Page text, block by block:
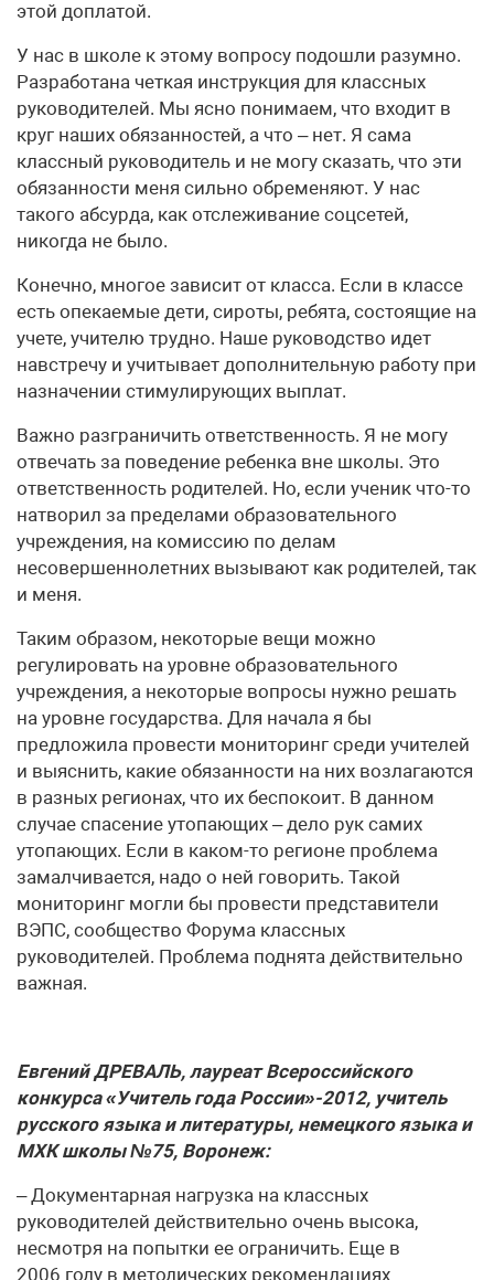
этой доплатой.
У нас в школе к этому вопросу подошли разумно.
Разработана четкая инструкция для классных
руководителей. Мы ясно понимаем, что входит в
круг наших обязанностей, а что – нет. Я сама
классный руководитель и не могу сказать, что эти
обязанности меня сильно обременяют. У нас
такого абсурда, как отслеживание соцсетей,
никогда не было.
Конечно, многое зависит от класса. Если в классе
есть опекаемые дети, сироты, ребята, состоящие на
учете, учителю трудно. Наше руководство идет
навстречу и учитывает дополнительную работу при
назначении стимулирующих выплат.
Важно разграничить ответственность. Я не могу
отвечать за поведение ребенка вне школы. Это
ответственность родителей. Но, если ученик что-то
натворил за пределами образовательного
учреждения, на комиссию по делам
несовершеннолетних вызывают как родителей, так
и меня.
Таким образом, некоторые вещи можно
регулировать на уровне образовательного
учреждения, а некоторые вопросы нужно решать
на уровне государства. Для начала я бы
предложила провести мониторинг среди учителей
и выяснить, какие обязанности на них возлагаются
в разных регионах, что их беспокоит. В данном
случае спасение утопающих – дело рук самих
утопающих. Если в каком-то регионе проблема
замалчивается, надо о ней говорить. Такой
мониторинг могли бы провести представители
ВЭПС, сообщество Форума классных
руководителей. Проблема поднята действительно
важная.
Евгений ДРЕВАЛЬ, лауреат Всероссийского
конкурса «Учитель года России»-2012, учитель
русского языка и литературы, немецкого языка и
МХК школы №75, Воронеж:
– Документарная нагрузка на классных
руководителей действительно очень высока,
несмотря на попытки ее ограничить. Еще в
2006 году в методических рекомендациях